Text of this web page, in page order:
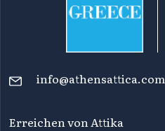
info@athensattica.com
Erreichen von Attika